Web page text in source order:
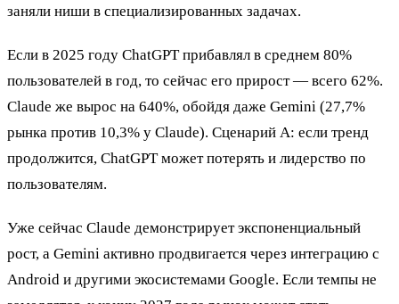
заняли ниши в специализированных задачах.
Если в 2025 году ChatGPT прибавлял в среднем 80%
пользователей в год, то сейчас его прирост — всего 62%.
Claude же вырос на 640%, обойдя даже Gemini (27,7%
рынка против 10,3% у Claude). Сценарий А: если тренд
продолжится, ChatGPT может потерять и лидерство по
пользователям.
Уже сейчас Claude демонстрирует экспоненциальный
рост, а Gemini активно продвигается через интеграцию с
Android и другими экосистемами Google. Если темпы не